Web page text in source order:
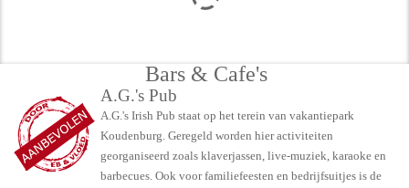
Bars & Cafe's
A.G.'s Pub
A.G.'s Irish Pub staat op het terein van vakantiepark
Koudenburg. Geregeld worden hier activiteiten
georganiseerd zoals klaverjassen, live-muziek, karaoke en
barbecues. Ook voor familiefeesten en bedrijfsuitjes is de
Beschikbaarheid
Bungalow Boeken
Webcam